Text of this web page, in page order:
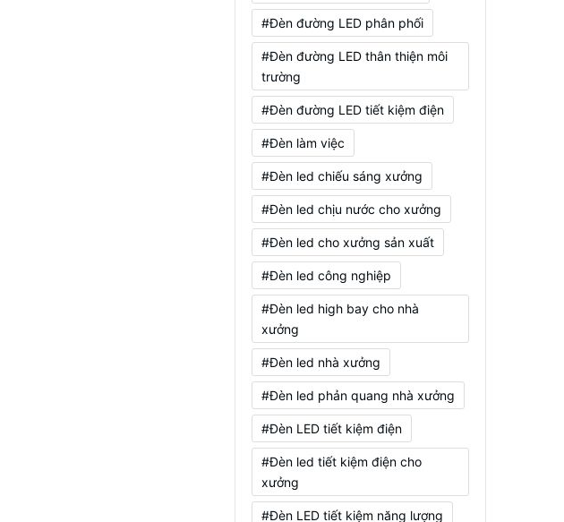
#Đèn đường LED phân phối
#Đèn đường LED thân thiện môi
trường
#Đèn đường LED tiết kiệm điện
#Đèn làm việc
#Đèn led chiếu sáng xưởng
#Đèn led chịu nước cho xưởng
#Đèn led cho xưởng sản xuất
#Đèn led công nghiệp
#Đèn led high bay cho nhà
xưởng
#Đèn led nhà xưởng
#Đèn led phản quang nhà xưởng
#Đèn LED tiết kiệm điện
#Đèn led tiết kiệm điện cho
xưởng
#Đèn LED tiết kiệm năng lượng